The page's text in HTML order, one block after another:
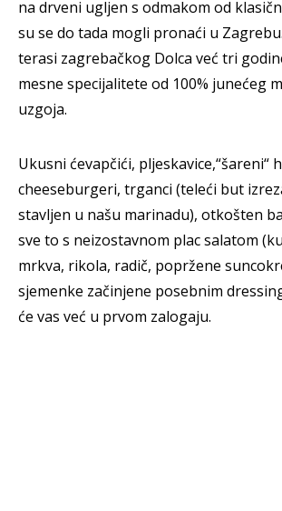
na drveni ugljen s odmakom od
su se do tada mogli pronaći u
terasi zagrebačkog Dolca već tri
mesne specijalitete od 100% junećeg
uzgoja.
Ukusni ćevapčići, pljeskavice,“šareni“
cheeseburgeri, trganci (teleći but
stavljen u našu marinadu), otkošten
sve to s neizostavnom plac salatom
mrkva, rikola, radič, popržene
sjemenke začinjene posebnim
će vas već u prvom zalogaju.